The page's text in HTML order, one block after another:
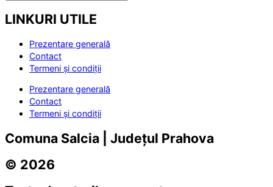
LINKURI UTILE
Prezentare generală
Contact
Termeni și condiții
Prezentare generală
Contact
Termeni și condiții
Comuna Salcia | Județul Prahova
© 2026